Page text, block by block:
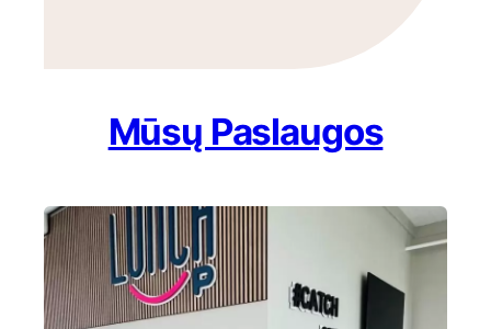
Mūsų Paslaugos